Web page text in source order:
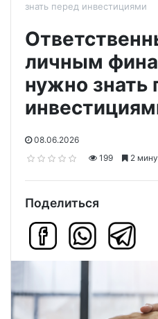
знать перед инвестициями
личным
нужно знать
08.06.2026
199
2
Поделиться